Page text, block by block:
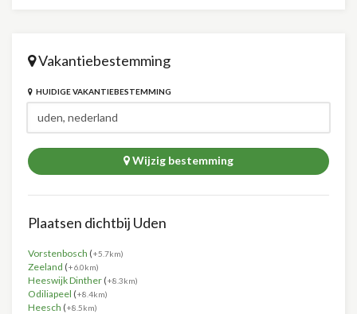
Vakantiebestemming
HUIDIGE VAKANTIEBESTEMMING
Wijzig bestemming
Plaatsen dichtbij Uden
Vorstenbosch (+5.7km)
Zeeland (+6.0km)
Heeswijk Dinther (+8.3km)
Odiliapeel (+8.4km)
Heesch (+8.5km)